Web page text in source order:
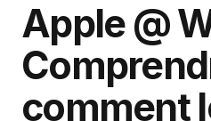
Apple @
comment